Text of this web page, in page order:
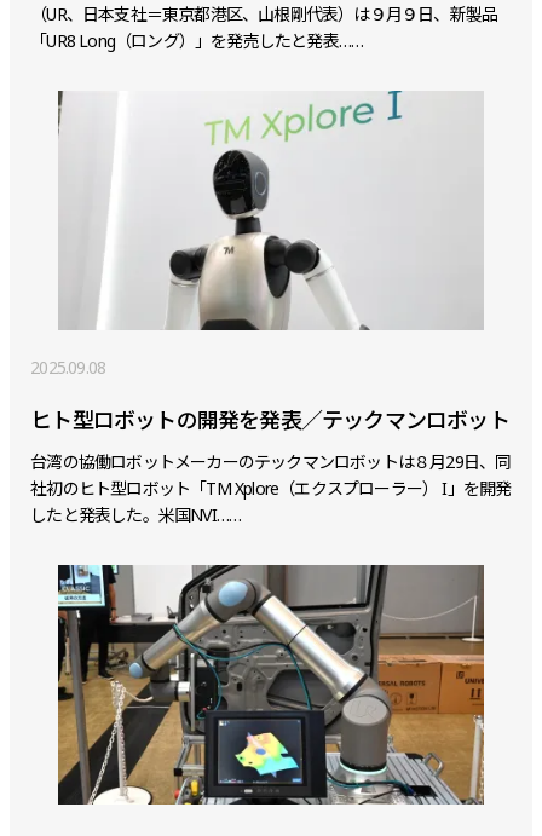
（UR、日本支社＝東京都港区、山根剛代表）は９月９日、新製品
「UR8 Long（ロング）」を発売したと発表……
2025.09.08
ヒト型ロボットの開発を発表／テックマンロボット
台湾の協働ロボットメーカーのテックマンロボットは８月29日、同
社初のヒト型ロボット「TM Xplore（エクスプローラー） I」を開発
したと発表した。米国NVI……